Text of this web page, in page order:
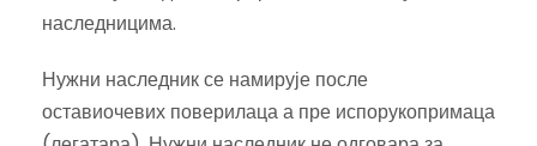
наследницима.
Нужни наследник се намирује после
оставиочевих поверилаца а пре испорукопримаца